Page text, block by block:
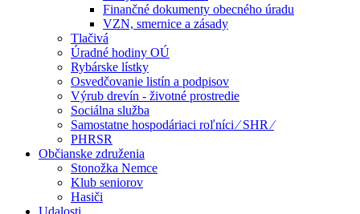
Finančné dokumenty obecného úradu
VZN, smernice a zásady
Tlačivá
Úradné hodiny OÚ
Rybárske lístky
Osvedčovanie listín a podpisov
Výrub drevín - životné prostredie
Sociálna služba
Samostatne hospodáriaci roľníci ⁄ SHR ⁄
PHRSR
Občianske združenia
Stonožka Nemce
Klub seniorov
Hasiči
Udalosti